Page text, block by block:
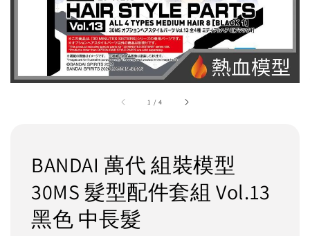
1 /4
BANDAI 萬代 組裝模型
30MS 髮型配件套組 Vol.13
黑色 中長髮